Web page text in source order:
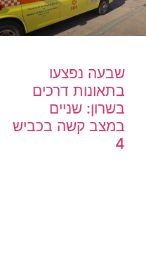
שבעה נפצעו
בתאונות דרכים
בשרון: שניים
במצב קשה בכביש
4